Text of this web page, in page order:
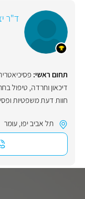
ד"ר
תחום ראשי:
דיכאון וחרדה, טיפול
חוות דעת משפטיות
תל אביב יפו,עומר